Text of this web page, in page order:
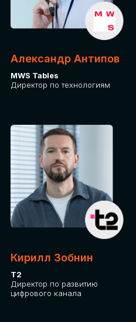
Александр Антипов
MWS Tables
Директор по технологиям
Кирилл Зобнин
Т2
Директор по развитию
цифрового канала
рады